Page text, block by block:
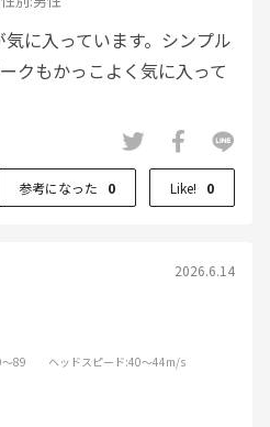
に入っています。シンプル
クもかっこよく気に入って
参考になった 0 Like! 0
2026.6.14
89 ヘッドスピード:40～44m/s